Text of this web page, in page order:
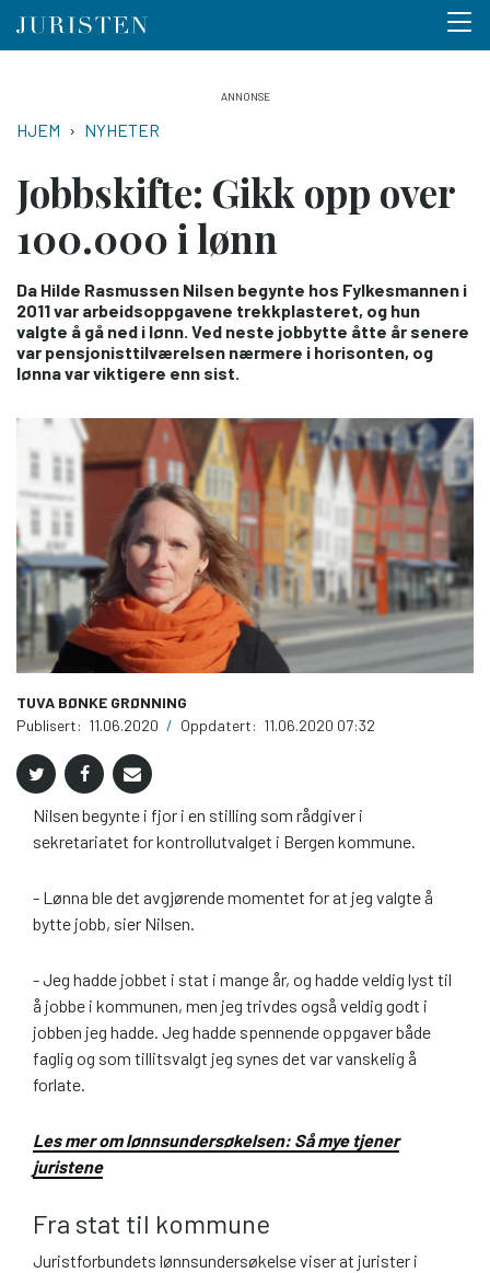
hovedinnhold
Menu
NAVIGASJONSSTI
HJEM NYHETER
Jobbskifte: Gikk opp over
100.000 i lønn
Da Hilde Rasmussen Nilsen begynte hos Fylkesmannen i
2011 var arbeidsoppgavene trekkplasteret, og hun
valgte å gå ned i lønn. Ved neste jobbytte åtte år senere
var pensjonisttilværelsen nærmere i horisonten, og
lønna var viktigere enn sist.
TUVA BØNKE GRØNNING
Publisert: 11.06.2020 / Oppdatert: 11.06.2020 07:32
Nilsen begynte i fjor i en stilling som rådgiver i
sekretariatet for kontrollutvalget i Bergen kommune.
- Lønna ble det avgjørende momentet for at jeg valgte å
bytte jobb, sier Nilsen.
- Jeg hadde jobbet i stat i mange år, og hadde veldig lyst til
å jobbe i kommunen, men jeg trivdes også veldig godt i
jobben jeg hadde. Jeg hadde spennende oppgaver både
faglig og som tillitsvalgt jeg synes det var vanskelig å
forlate.
Les mer om lønnsundersøkelsen: Så mye tjener
juristene
Fra stat til kommune
Juristforbundets lønnsundersøkelse viser at jurister i